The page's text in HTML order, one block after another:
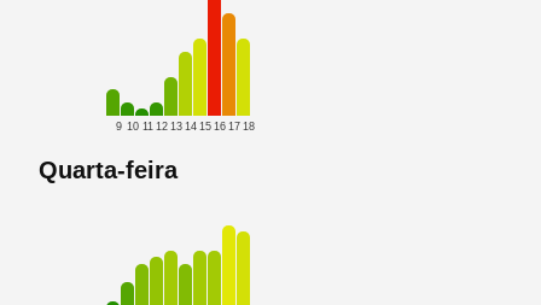
9 10 11 12 13 14 15 16 17 18
Quarta-feira